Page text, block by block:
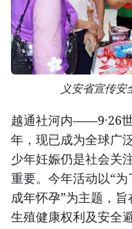
义安省宣传安
越通社河内——9·26
年，现已成为全球广
少年妊娠仍是社会关
重要。今年活动以“
成年怀孕”为主题，旨
生殖健康权利及安全